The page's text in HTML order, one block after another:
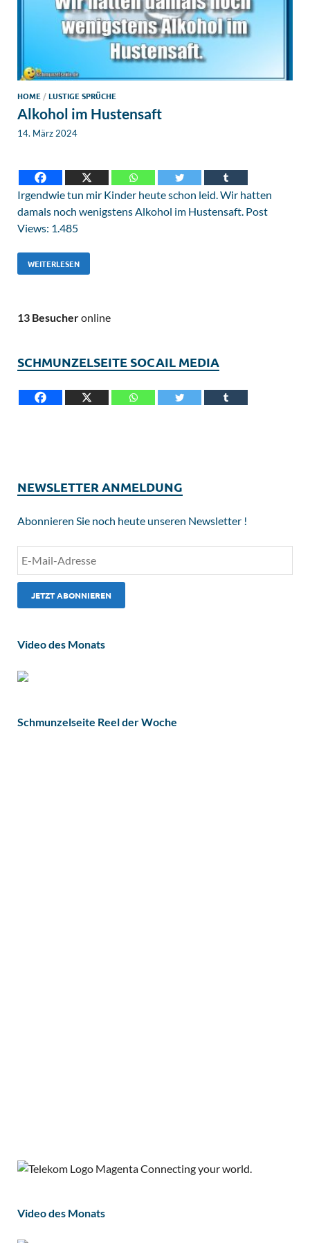
HOME/LUSTIGE SPRÜCHE
Alkohol im Hustensaft
14. März 2024
Irgendwie tun mir Kinder heute schon leid. Wir hatten
damals noch wenigstens Alkohol im Hustensaft. Post
Views: 1.485
WEITERLESEN
13 Besucheronline
SCHMUNZELSEITE SOCAIL MEDIA
NEWSLETTER ANMELDUNG
Abonnieren Sie noch heute unseren Newsletter !
Video des Monats
Schmunzelseite Reel der Woche
Video des Monats